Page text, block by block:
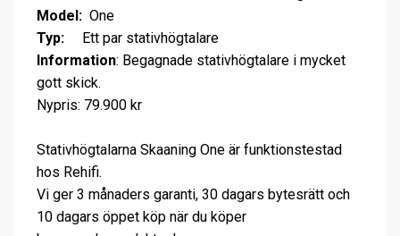
Model: One
Typ:
Ett par stativhögtalare
Information: Begagnade stativhögtalare i mycket
gott skick.
Nypris: 79.900 kr
Stativhögtalarna Skaaning One är funktionstestad
hos Rehifi.
Vi ger 3 månaders garanti, 30 dagars bytesrätt och
10 dagars öppet köp när du köper